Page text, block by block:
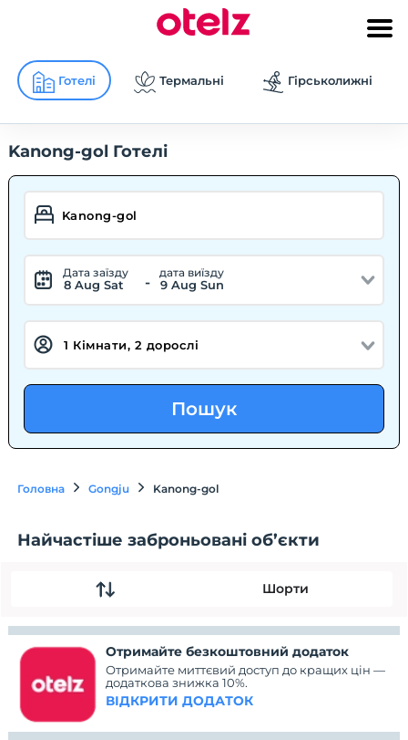
Готелі Термальні Гірськолижні
Kanong-gol Готелі
Дата заїзду
8 Aug Sat -
дата виїзду
9 Aug Sun
Пошук
Головна Gongju Kanong-gol
Найчастіше заброньовані об’єкти
Шорти
Отримайте безкоштовний додаток
Отримайте миттєвий доступ до кращих цін —
додаткова знижка 10%.
ВІДКРИТИ ДОДАТОК